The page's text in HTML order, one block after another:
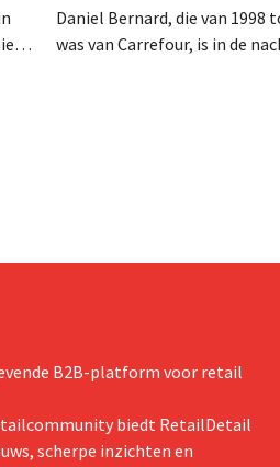
Daniel Bernard, die van 1998
was van Carrefour, is in de
B2B-platform voor retail
biedt RetailDetail
scherpe inzichten en